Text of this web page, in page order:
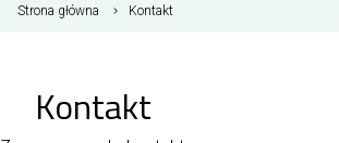
Strona główna Kontakt
Kontakt